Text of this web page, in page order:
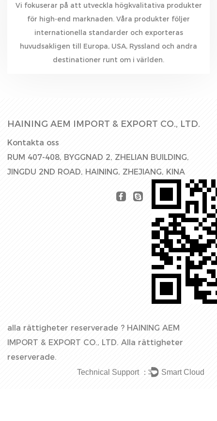
Vi fokuserar på att utveckla högkvalitativa produkter
för high-end marknaden. Våra produkter följer
internationella standarder och exporteras
huvudsakligen till Europa, USA, Ryssland och andra
destinationer runt om i världen.
HAINING AEM IMPORT & EXPORT CO., LTD.
Kontakta oss
RUM 407-408, BYGGNAD 2, ZHELIAN BUILDING,
JINGDU 2ND ROAD, HAINING, ZHEJIANG, KINA
alla rättigheter reserverade ? HAINING AEM
IMPORT & EXPORT CO., LTD. Alla rättigheter
reserverade.
Technical Support ： Smart Cloud